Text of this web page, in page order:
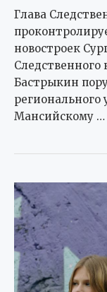
Глава
новостроек
Следственного
Бастрыкин
регионального
Мансийскому …